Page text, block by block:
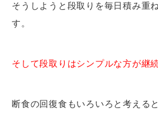
そうしようと段取りを毎日積み重
す。
そして段取りはシンプルな方が継
断食の回復食もいろいろと考える